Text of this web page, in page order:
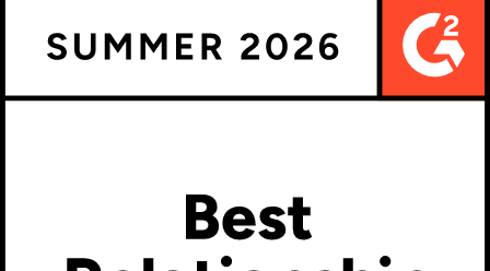
Anteprima prodotto e prezzi in tempo reale